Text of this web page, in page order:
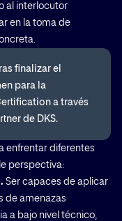
al interlocutor
en la toma de
finalizar el
para la
a través
de DKS.
enfrentar diferentes
perspectiva:
Ser capaces de aplicar
de amenazas
a bajo nivel técnico,